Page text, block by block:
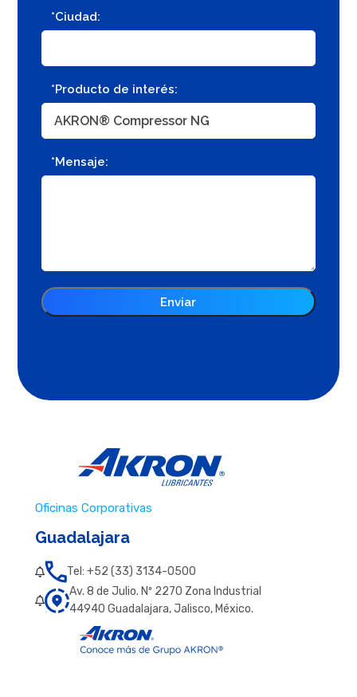
*Ciudad:
*Producto de interés:
*Mensaje:
Oficinas Corporativas
Guadalajara
Tel: +52 (33) 3134-0500
Av. 8 de Julio. Nº 2270 Zona Industrial
44940 Guadalajara, Jalisco, México.